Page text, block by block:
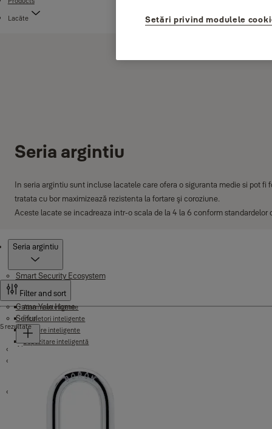
Lacăte
Seria argintiu
In seria argintiu sunt incluse lacatele care ofera o siguranta medie si pot
tratata cu bor maximizează rezistenta la fortare şi coroziune.
Aceste lacate se incadreaza intr-o scala de la 4 la 6 conform standardelor
Seria argintiu
Smart Security Ecosystem
Alarme inteligente
Încuietori inteligente
Camere inteligente
Depozitare inteligentă
Gama Yale Home
Seifuri
Seifuri pentru oaspeți
Seifuri cu alarmă
Alarme
Cilindri de securitate - Seria 500F
Cilindri de securitate - Seria 1000+
Filter and sort
5 rezultate
Setări privind modulele